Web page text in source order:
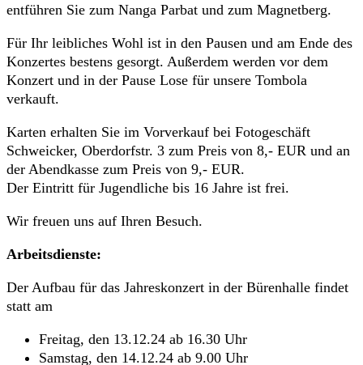
entführen Sie zum Nanga Parbat und zum Magnetberg.
Für Ihr leibliches Wohl ist in den Pausen und am Ende des
Konzertes bestens gesorgt. Außerdem werden vor dem
Konzert und in der Pause Lose für unsere Tombola
verkauft.
Karten erhalten Sie im Vorverkauf bei Fotogeschäft
Schweicker, Oberdorfstr. 3 zum Preis von 8,- EUR und an
der Abendkasse zum Preis von 9,- EUR.
Der Eintritt für Jugendliche bis 16 Jahre ist frei.
Wir freuen uns auf Ihren Besuch.
Arbeitsdienste:
Der Aufbau für das Jahreskonzert in der Bürenhalle findet
statt am
Freitag, den 13.12.24 ab 16.30 Uhr
Samstag, den 14.12.24 ab 9.00 Uhr